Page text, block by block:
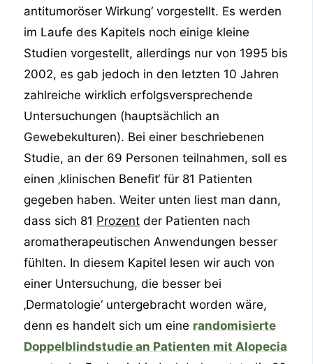
antitumoröser Wirkung‘ vorgestellt. Es werden
im Laufe des Kapitels noch einige kleine
Studien vorgestellt, allerdings nur von 1995 bis
2002, es gab jedoch in den letzten 10 Jahren
zahlreiche wirklich erfolgsversprechende
Untersuchungen (hauptsächlich an
Gewebekulturen). Bei einer beschriebenen
Studie, an der 69 Personen teilnahmen, soll es
einen ‚klinischen Benefit‘ für 81 Patienten
gegeben haben. Weiter unten liest man dann,
dass sich 81 Prozent der Patienten nach
aromatherapeutischen Anwendungen besser
fühlten. In diesem Kapitel lesen wir auch von
einer Untersuchung, die besser bei
‚Dermatologie‘ untergebracht worden wäre,
denn es handelt sich um eine randomisierte
Doppelblindstudie an Patienten mit Alopecia